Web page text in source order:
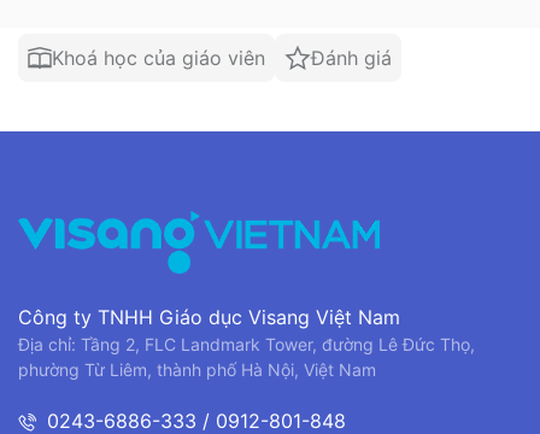
Khoá học của giáo viên Đánh giá
Công ty TNHH Giáo dục Visang Việt Nam
Địa chỉ: Tầng 2, FLC Landmark Tower, đường Lê Đức Thọ,
phường Từ Liêm, thành phố Hà Nội, Việt Nam
0243-6886-333 / 0912-801-848